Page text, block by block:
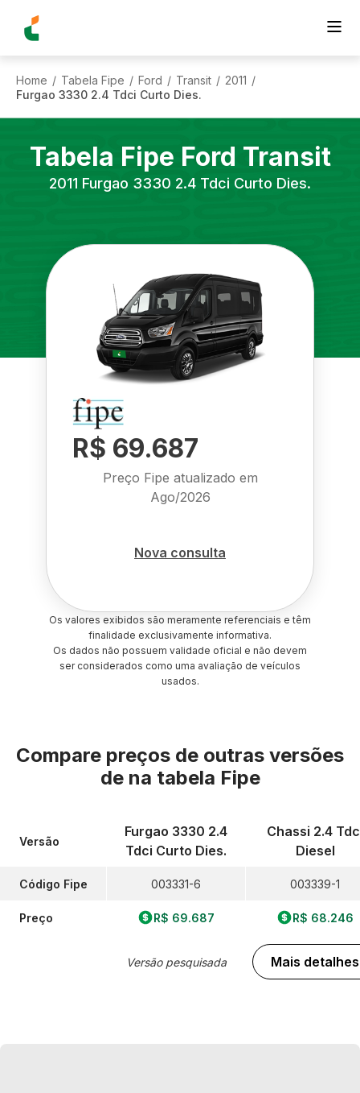
Home / Tabela Fipe / Ford / Transit / 2011 /
Furgao 3330 2.4 Tdci Curto Dies.
Tabela Fipe Ford Transit
2011 Furgao 3330 2.4 Tdci Curto Dies.
R$ 69.687
Preço Fipe atualizado em
Ago/2026
Nova consulta
Os valores exibidos são meramente referenciais e têm
finalidade exclusivamente informativa.
Os dados não possuem validade oficial e não devem
ser considerados como uma avaliação de veículos
usados.
Compare preços de outras versões
de na tabela Fipe
Versão
Código Fipe
Preço
Furgao 3330 2.4
Tdci Curto Dies.
003331-6
R$ 69.687
Versão pesquisada
Chassi 2.4
Diesel
003339-1
R$ 68.246
Mais detalhes